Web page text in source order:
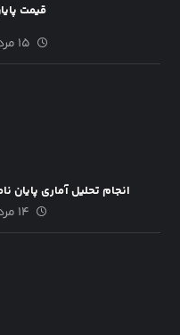
قیمت
۱۵ مرداد ۱۴۰۵
انجام تحلیل آماری
۱۴ مرداد ۱۴۰۵